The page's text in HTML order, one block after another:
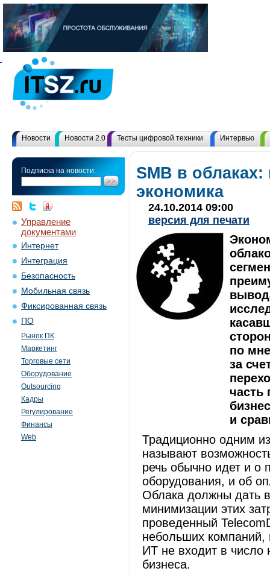
Новости Новости 2.0 Тесты цифровой техники Интервью
Подписка на новости:
Управление
документами
Интернет
Интеграция
Безопасность
Мобильная связь
Фиксированная связь
ПО
Рынок ПК
Маркетинг
Торговые сети
Оборудование
Outsourcing
Кадры
Регулирование
Финансы
Web
SMB в облаках:
экономика
24.10.2014 09:00
версия для печати
по
за
часть
и
Традиционно одним
называют
речь обычно идет и о
оборудования, и об
Облака должны дать
минимизации этих
проведенный
небольших компаний,
ИТ не входит в
бизнеса.